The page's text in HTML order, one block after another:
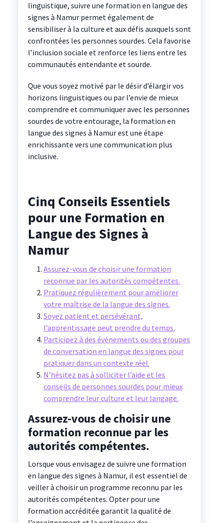
linguistique, suivre une formation en langue des
signes à Namur permet également de
sensibiliser à la culture et aux défis auxquels sont
confrontées les personnes sourdes. Cela favorise
l’inclusion sociale et renforce les liens entre les
communautés entendante et sourde.
Que vous soyez motivé par le désir d’élargir vos
horizons linguistiques ou par l’envie de mieux
comprendre et communiquer avec les personnes
sourdes de votre entourage, la formation en
langue des signes à Namur est une étape
enrichissante vers une communication plus
inclusive.
Cinq Conseils Essentiels
pour une Formation en
Langue des Signes à
Namur
Assurez-vous de choisir une formation
reconnue par les autorités compétentes.
Pratiquez régulièrement pour améliorer
votre maîtrise de la langue des signes.
Soyez patient et persévérant,
l’apprentissage peut prendre du temps.
Participez à des événements ou des groupes
de conversation en langue des signes pour
pratiquer dans un contexte réel.
N’hésitez pas à solliciter l’aide et les
conseils de personnes sourdes pour mieux
comprendre leur culture et leur langage.
Assurez-vous de choisir une
formation reconnue par les
autorités compétentes.
Lorsque vous envisagez de suivre une formation
en langue des signes à Namur, il est essentiel de
veiller à choisir un programme reconnu par les
autorités compétentes. Opter pour une
formation accréditée garantit la qualité de